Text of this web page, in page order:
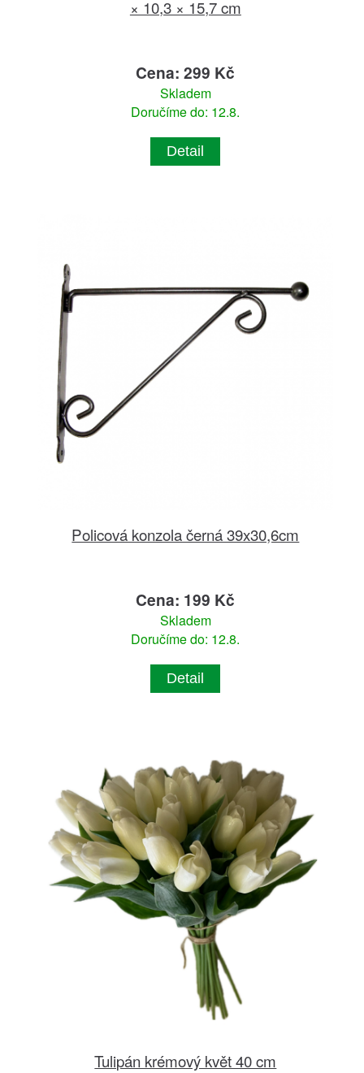
× 10,3 × 15,7 cm
Cena: 299 Kč
Skladem
Doručíme do: 12.8.
Detail
Policová konzola černá 39x30,6cm
Cena: 199 Kč
Skladem
Doručíme do: 12.8.
Detail
Tulipán krémový květ 40 cm